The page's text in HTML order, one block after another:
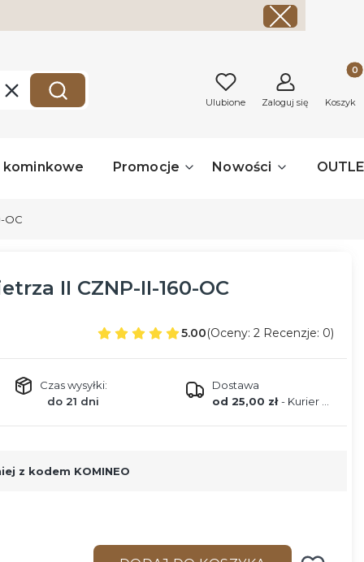
WyczyśćSzukaj Ulubione Zaloguj się Koszyk
Promocje Nowości
OC
II CZNP-II-160-OC
5.00(Oceny: 2 Recenzje: 0)
Czas wysyłki:
do 21 dni
Dostawa
od 25,00 zł- Kurier DPD
z kodem KOMINEO